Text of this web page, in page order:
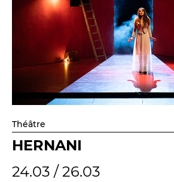
Théâtre
HERNANI
24.03 / 26.03